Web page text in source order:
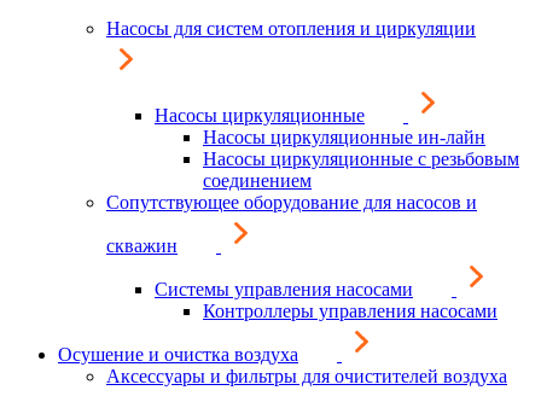
Насосы для систем отопления и циркуляции
Насосы циркуляционные
Насосы циркуляционные ин-лайн
Насосы циркуляционные с резьбовым
соединением
Сопутствующее оборудование для насосов и
скважин
Системы управления насосами
Контроллеры управления насосами
Осушение и очистка воздуха
Аксессуары и фильтры для очистителей воздуха